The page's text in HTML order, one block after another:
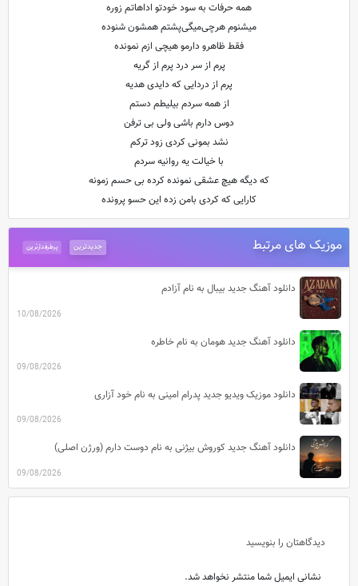
همه حرفات‌ به سود خودتو اداهاتم زوره
میشنوم هرچی‌میگی‌پشتم همشون شنوده
فقط ظاهرو دارمو هیچی ازم نمونده
پرم از سر درد پرم از گریه
پرم از دردایی که دایدی هدیه
از همه سردم بیلیطم دستم
دوس دارم باشی ولی بی ترفن
نشد بمونی کردی زود ترکم
با خیالت یه روانیه سردم
که دیگه هیچ عشقی نمونده کرده بی حسم زمونه
کارایی که کردی بامن زده این حسو پرونده
موزیک های مرتبط پرطرفدارترین جدیدترین
دانلود آهنگ جدید بیبال به نام آزادم
10/08/2026
دانلود آهنگ جدید هومان به نام خاطره
09/08/2026
دانلود موزیک ویدیو جدید پدرام امینی به نام خود آزاری
09/08/2026
دانلود آهنگ جدید کوروش بیژنی به نام دوست دارم (ورژن اصلی)
09/08/2026
دیدگاهتان را بنویسید
نشانی ایمیل شما منتشر نخواهد شد.